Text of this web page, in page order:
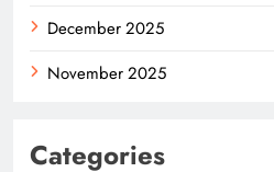
December 2025
November 2025
Categories